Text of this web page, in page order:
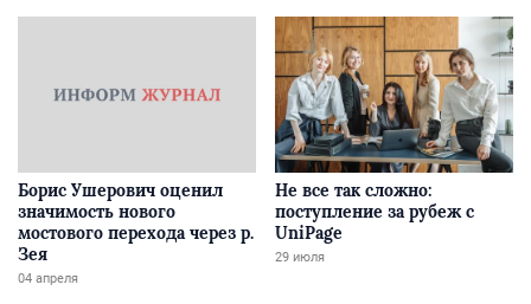
Борис Ушерович оценил
значимость нового
мостового перехода через р.
Зея
04 апреля
Не все так сложно:
поступление за рубеж с
UniPage
29 июля